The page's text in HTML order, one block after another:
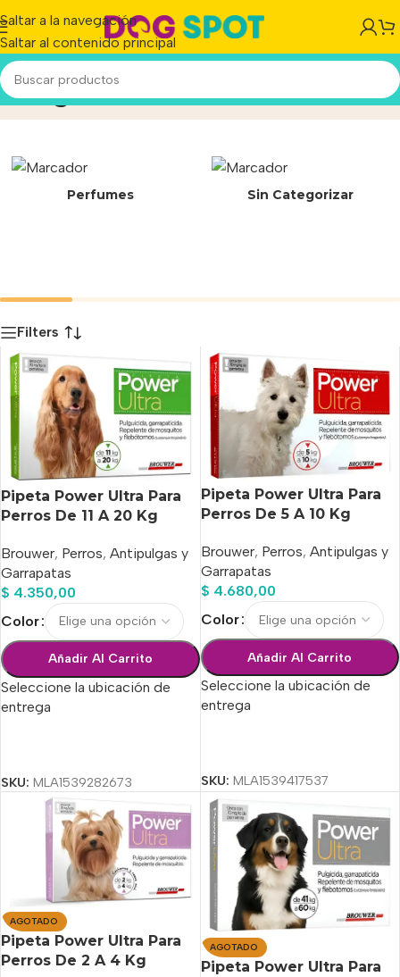
Saltar a la navegación
Saltar al contenido principal
PulgaInicio/Producto
Perfumes Sin Categorizar
Filters
Pipeta Power Ultra Para
Perros De 11 A 20 Kg
Brouwer, Perros, Antipulgas y
Garrapatas
$ 4.350,00
Color
Añadir Al Carrito
Seleccione la ubicación de
entrega
SKU: MLA1539282673
Pipeta Power Ultra Para
Perros De 5 A 10 Kg
Brouwer, Perros, Antipulgas y
Garrapatas
$ 4.680,00
Color
Añadir Al Carrito
Seleccione la ubicación de
entrega
SKU: MLA1539417537
AGOTADO
Pipeta Power Ultra Para
Perros De 2 A 4 Kg
AGOTADO
Pipeta Power Ultra Para